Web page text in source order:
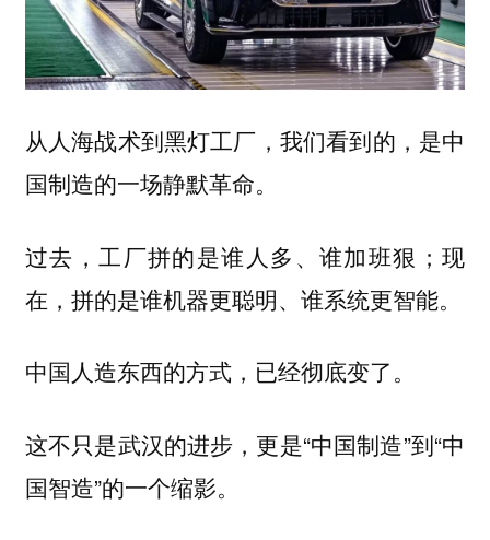
从人海战术到黑灯工厂，我们看到的，是中
国制造的一场静默革命。
过去，工厂拼的是谁人多、谁加班狠；现
在，拼的是谁机器更聪明、谁系统更智能。
中国人造东西的方式，已经彻底变了。
这不只是武汉的进步，更是“中国制造”到“中
国智造”的一个缩影。